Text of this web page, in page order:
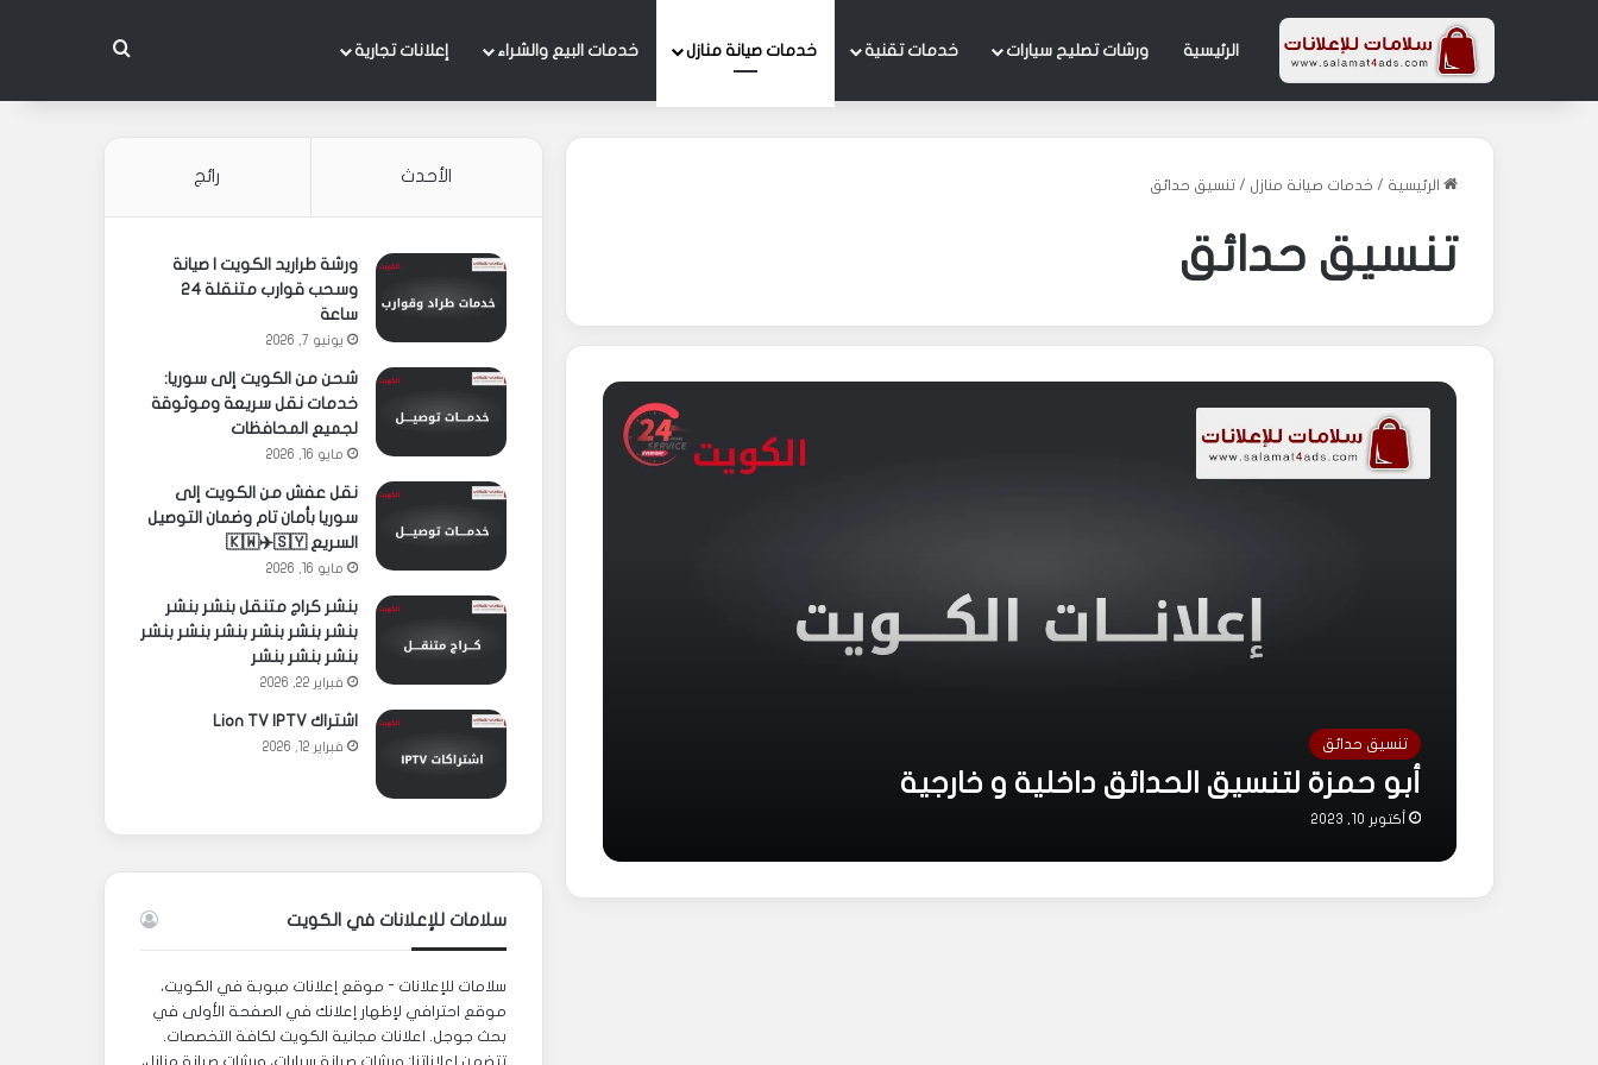
الرئيسية ورشات تصليح سيارات خدمات تقنية خدمات صيانة منازل خدمات البيع والشراء إعلانات تجارية بحث عن
الرئيسية / خدمات صيانة منازل / تنسيق حدائق
تنسيق حدائق
تنسيق حدائق
أبو حمزة لتنسيق الحدائق داخلية و خارجية
أكتوبر 10, 2023
الأحدث رائج
ورشة طراريد الكويت | صيانة
وسحب قوارب متنقلة 24
ساعة
يونيو 7, 2026
شحن من الكويت إلى سوريا:
خدمات نقل سريعة وموثوقة
لجميع المحافظات
مايو 16, 2026
نقل عفش من الكويت إلى
سوريا بأمان تام وضمان التوصيل
السريع 🇰🇼✈️🇸🇾
مايو 16, 2026
بنشر كراج متنقل بنشر بنشر
بنشر بنشر بنشر بنشر بنشر بنشر
بنشر بنشر بنشر
فبراير 22, 2026
اشتراك Lion TV IPTV
فبراير 12, 2026
سلامات للإعلانات في الكويت
سلامات للإعلانات - موقع إعلانات مبوبة في الكويت،
موقع احترافي لإظهار إعلانك في الصفحة الأولى في
بحث جوجل. اعلانات مجانية الكويت لكافة التخصصات.
تتضمن إعلاناتنا: ورشات صيانة سيارات، ورشات صيانة منازل،